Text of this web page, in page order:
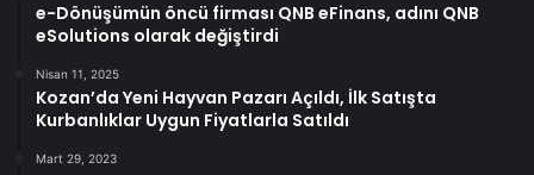
e-Dönüşümün öncü firması QNB eFinans, adını QNB
eSolutions olarak değiştirdi
Nisan 11, 2025
Kozan’da Yeni Hayvan Pazarı Açıldı, İlk Satışta
Kurbanlıklar Uygun Fiyatlarla Satıldı
Mart 29, 2023